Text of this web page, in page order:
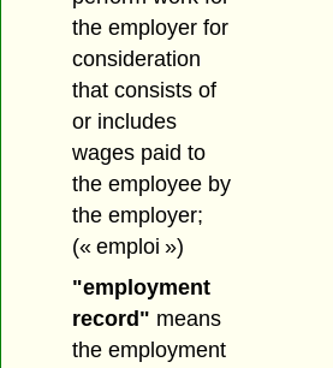
the employer for
consideration
that consists of
or includes
wages paid to
the employee by
the employer;
(« emploi »)
"employment
record" means
the employment